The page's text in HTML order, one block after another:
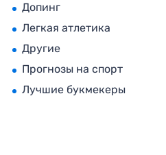
Допинг
Легкая атлетика
Другие
Прогнозы на спорт
Лучшие букмекеры